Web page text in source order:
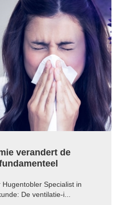
verandert de
Specialist in
De ventilatie-i...